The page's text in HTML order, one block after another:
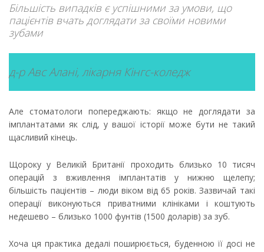
Більшість випадків є успішними за умови, що
пацієнтів вчать доглядати за своїми новими
зубами
д-р Авс Алані, лікарня Кінгс-коледж
Але стоматологи попереджають: якщо не доглядати за
імплантатами як слід, у вашої історії може бути не такий
щасливий кінець.
Щороку у Великій Британії проходить близько 10 тисяч
операцій з вживлення імплантатів у нижню щелепу;
більшість пацієнтів – люди віком від 65 років. Зазвичай такі
операції виконуються приватними клініками і коштують
недешево – близько 1000 фунтів (1500 доларів) за зуб.
Хоча ця практика дедалі поширюється, буденною її досі не